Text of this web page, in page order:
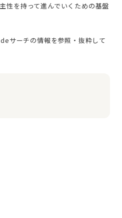
性を持って進んでいくための基盤
サーチの情報を参照・抜粋して